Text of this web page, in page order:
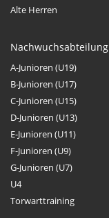
Alte Herren
Nachwuchsabteilung
A-Junioren (U19)
B-Junioren (U17)
C-Junioren (U15)
D-Junioren (U13)
E-Junioren (U11)
F-Junioren (U9)
G-Junioren (U7)
U4
Torwarttraining